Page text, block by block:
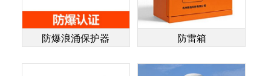
防爆浪涌保护器 防雷箱